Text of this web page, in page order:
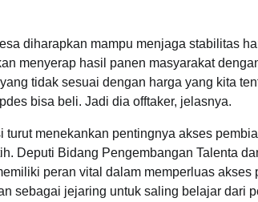
diharapkan mampu menjaga stabilitas
menyerap hasil panen masyarakat
tidak sesuai dengan harga yang kita
bisa beli. Jadi dia offtaker, jelasnya.
menekankan pentingnya akses
Deputi Bidang Pengembangan Talenta
peran vital dalam memperluas akses
sebagai jejaring untuk saling belajar dari